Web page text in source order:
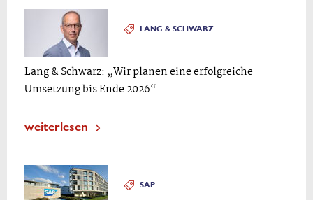
LANG & SCHWARZ
Lang & Schwarz: „Wir planen eine erfolgreiche
Umsetzung bis Ende 2026“
weiterlesen
SAP